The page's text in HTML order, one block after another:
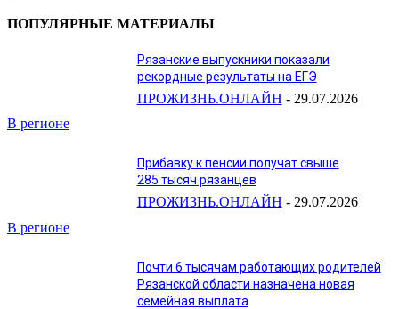
ПОПУЛЯРНЫЕ МАТЕРИАЛЫ
В регионе
Рязанские выпускники показали
рекордные результаты на ЕГЭ
ПРОЖИЗНЬ.ОНЛАЙН - 29.07.2026
В регионе
Прибавку к пенсии получат свыше
285 тысяч рязанцев
ПРОЖИЗНЬ.ОНЛАЙН - 29.07.2026
Почти 6 тысячам работающих родителей
Рязанской области назначена новая
семейная выплата